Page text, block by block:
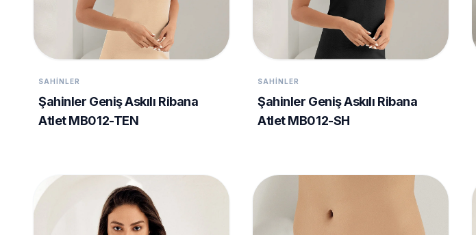
SAHINLER
Şahinler Geniş Askılı Ribana
Atlet MB012-TEN
SAHINLER
Şahinler Geniş Askılı Ribana
Atlet MB012-SH